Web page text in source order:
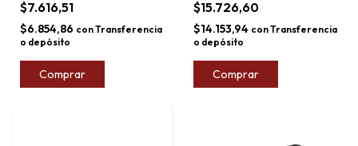
$7.616,51
$6.854,86 conTransferencia
o depósito
Comprar
$15.726,60
$14.153,94 conTransferencia
o depósito
Comprar